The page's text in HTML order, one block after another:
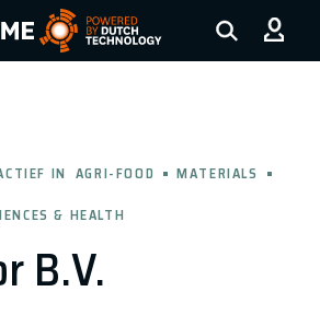
Logo, to the homepage
B.V.
IN AGRI-FOOD
MATERIALS
& HEALTH